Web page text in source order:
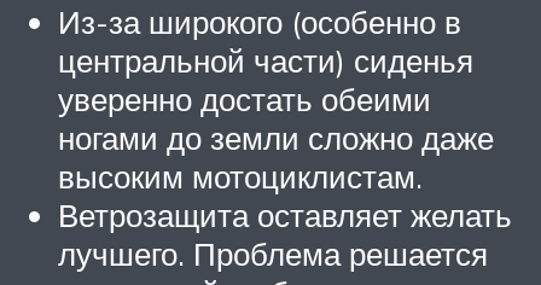
Из-за широкого (особенно в
центральной части) сиденья
уверенно достать обеими
ногами до земли сложно даже
высоким мотоциклистам.
Ветрозащита оставляет желать
лучшего. Проблема решается